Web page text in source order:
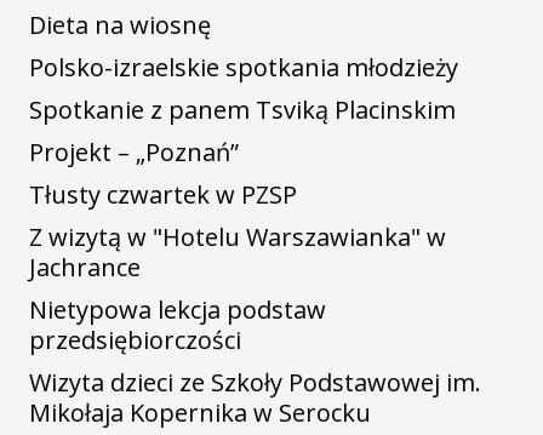
Dieta na wiosnę
Polsko-izraelskie spotkania młodzieży
Spotkanie z panem Tsviką Placinskim
Projekt – „Poznań”
Tłusty czwartek w PZSP
Z wizytą w "Hotelu Warszawianka" w
Jachrance
Nietypowa lekcja podstaw
przedsiębiorczości
Wizyta dzieci ze Szkoły Podstawowej im.
Mikołaja Kopernika w Serocku